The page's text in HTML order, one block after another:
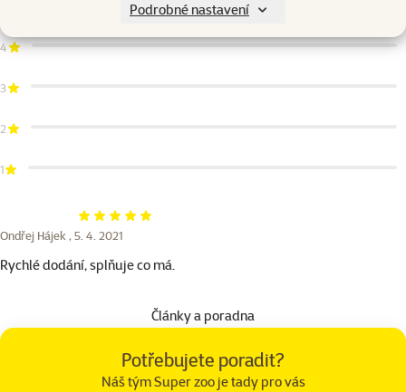
Podrobné nastavení
4
3
2
1
Hodnocení 100%
Ondřej Hájek , 5. 4. 2021
Rychlé dodání, splňuje co má.
Články a poradna
Potřebujete poradit?
Náš tým Super zoo je tady pro vás